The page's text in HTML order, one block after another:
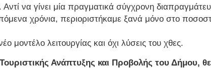
να γίνει μία πραγματικά σύγχρονη
χρόνια, περιοριστήκαμε ξανά μόνο στο
μοντέλο λειτουργίας και όχι λύσεις του χθες.
Ανάπτυξης και Προβολής του Δήμου,